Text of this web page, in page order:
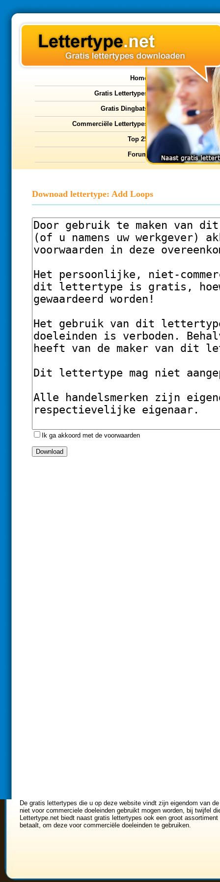
Home
Gratis Lettertypes
Gratis Dingbats
Commerciële Lettertypes
Top 25
Forum
Downoad lettertype: Add Loops
Ik ga akkoord met de voorwaarden
De gratis lettertypes die u op deze website vindt zijn eigendom van
niet voor commerciele doeleinden gebruikt mogen worden, bij twijfel
Lettertype.net biedt naast gratis lettertypes ook een groot
betaalt, om deze voor commerciële doeleinden te gebruiken.